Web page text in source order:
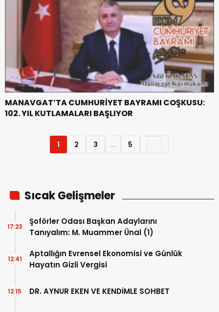
MANAVGAT’TA CUMHURİYET BAYRAMI COŞKUSU:
102. YIL KUTLAMALARI BAŞLIYOR
1 2 3 … 5
Sıcak Gelişmeler
Şoförler Odası Başkan Adaylarını
Tanıyalım: M. Muammer Ünal (1)
17:23
Aptallığın Evrensel Ekonomisi ve Günlük
Hayatın Gizli Vergisi
12:41
DR. AYNUR EKEN VE KENDİMLE SOHBET
12:15